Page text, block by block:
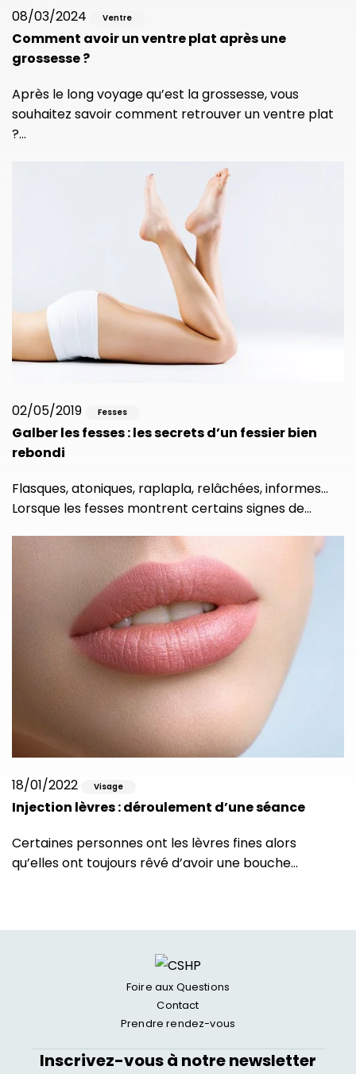
08/03/2024 Ventre
Comment avoir un ventre plat après une
grossesse ?
Après le long voyage qu’est la grossesse, vous
souhaitez savoir comment retrouver un ventre plat
?…
02/05/2019 Fesses
Galber les fesses : les secrets d’un fessier bien
rebondi
Flasques, atoniques, raplapla, relâchées, informes…
Lorsque les fesses montrent certains signes de…
18/01/2022 Visage
Injection lèvres : déroulement d’une séance
Certaines personnes ont les lèvres fines alors
qu’elles ont toujours rêvé d’avoir une bouche…
Foire aux Questions
Contact
Prendre rendez-vous
Inscrivez-vous à notre newsletter